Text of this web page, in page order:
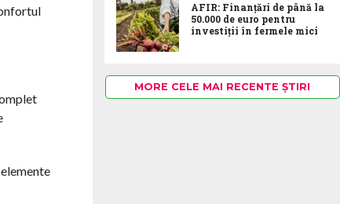
AFIR: Finanțări de până la
50.000 de euro pentru
investiții în fermele mici
MORE CELE MAI RECENTE ȘTIRI